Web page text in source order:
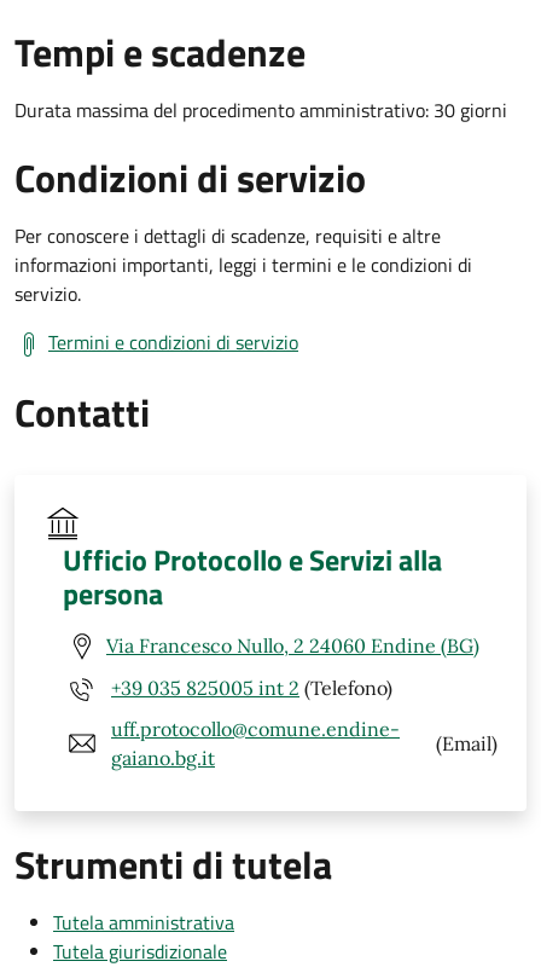
Tempi e scadenze
Durata massima del procedimento amministrativo: 30 giorni
Condizioni di servizio
Per conoscere i dettagli di scadenze, requisiti e altre
informazioni importanti, leggi i termini e le condizioni di
servizio.
Termini e condizioni di servizio
Contatti
Ufficio Protocollo e Servizi alla
persona
Via Francesco Nullo, 2 24060 Endine (BG)
+39 035 825005 int 2 (Telefono)
uff.protocollo@comune.endine-
gaiano.bg.it
(Email)
Strumenti di tutela
Tutela amministrativa
Tutela giurisdizionale